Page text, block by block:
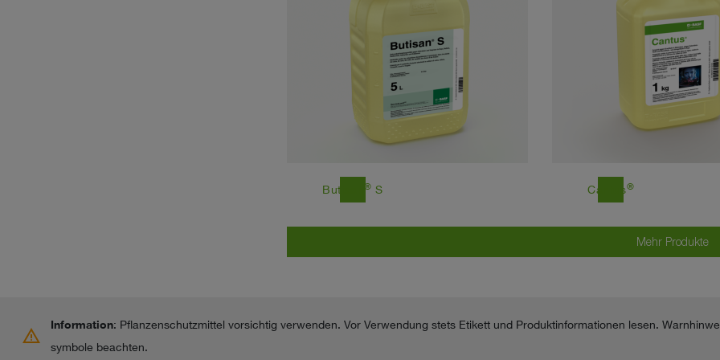
Butisan ® S Cantus®
Mehr Produkte
warning Information: Pflanzenschutzmittel vorsichtig verwenden. Vor Verwendung stets Etikett und Produktinformationen lesen.
symbole beachten.